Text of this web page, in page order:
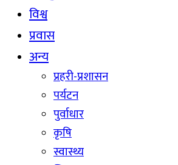
विश्व
प्रवास
अन्य
प्रहरी-प्रशासन
पर्यटन
पुर्वाधार
कृषि
स्वास्थ्य